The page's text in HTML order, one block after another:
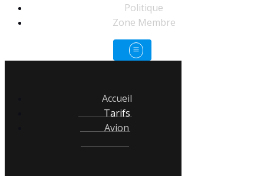
Politique
Zone Membre
Accueil
Tarifs
Avion